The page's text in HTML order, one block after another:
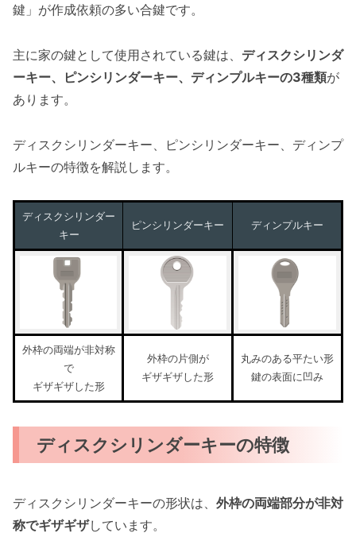
鍵」が作成依頼の多い合鍵です。
主に家の鍵として使用されている鍵は、 ディスクシリンダ
ーキー、ピンシリンダーキー、ディンプルキーの3種類が
あります。
ディスクシリンダーキー、ピンシリンダーキー、ディンプ
ルキーの特徴を解説します。
ディスクシリンダー
キー
ピンシリンダーキー ディンプルキー
外枠の両端が非対称
で
ギザギザした形
外枠の片側が
ギザギザした形
丸みのある平たい形
鍵の表面に凹み
ディスクシリンダーキーの特徴
ディスクシリンダーキーの形状は、 外枠の両端部分が非対
称でギザギザしています。